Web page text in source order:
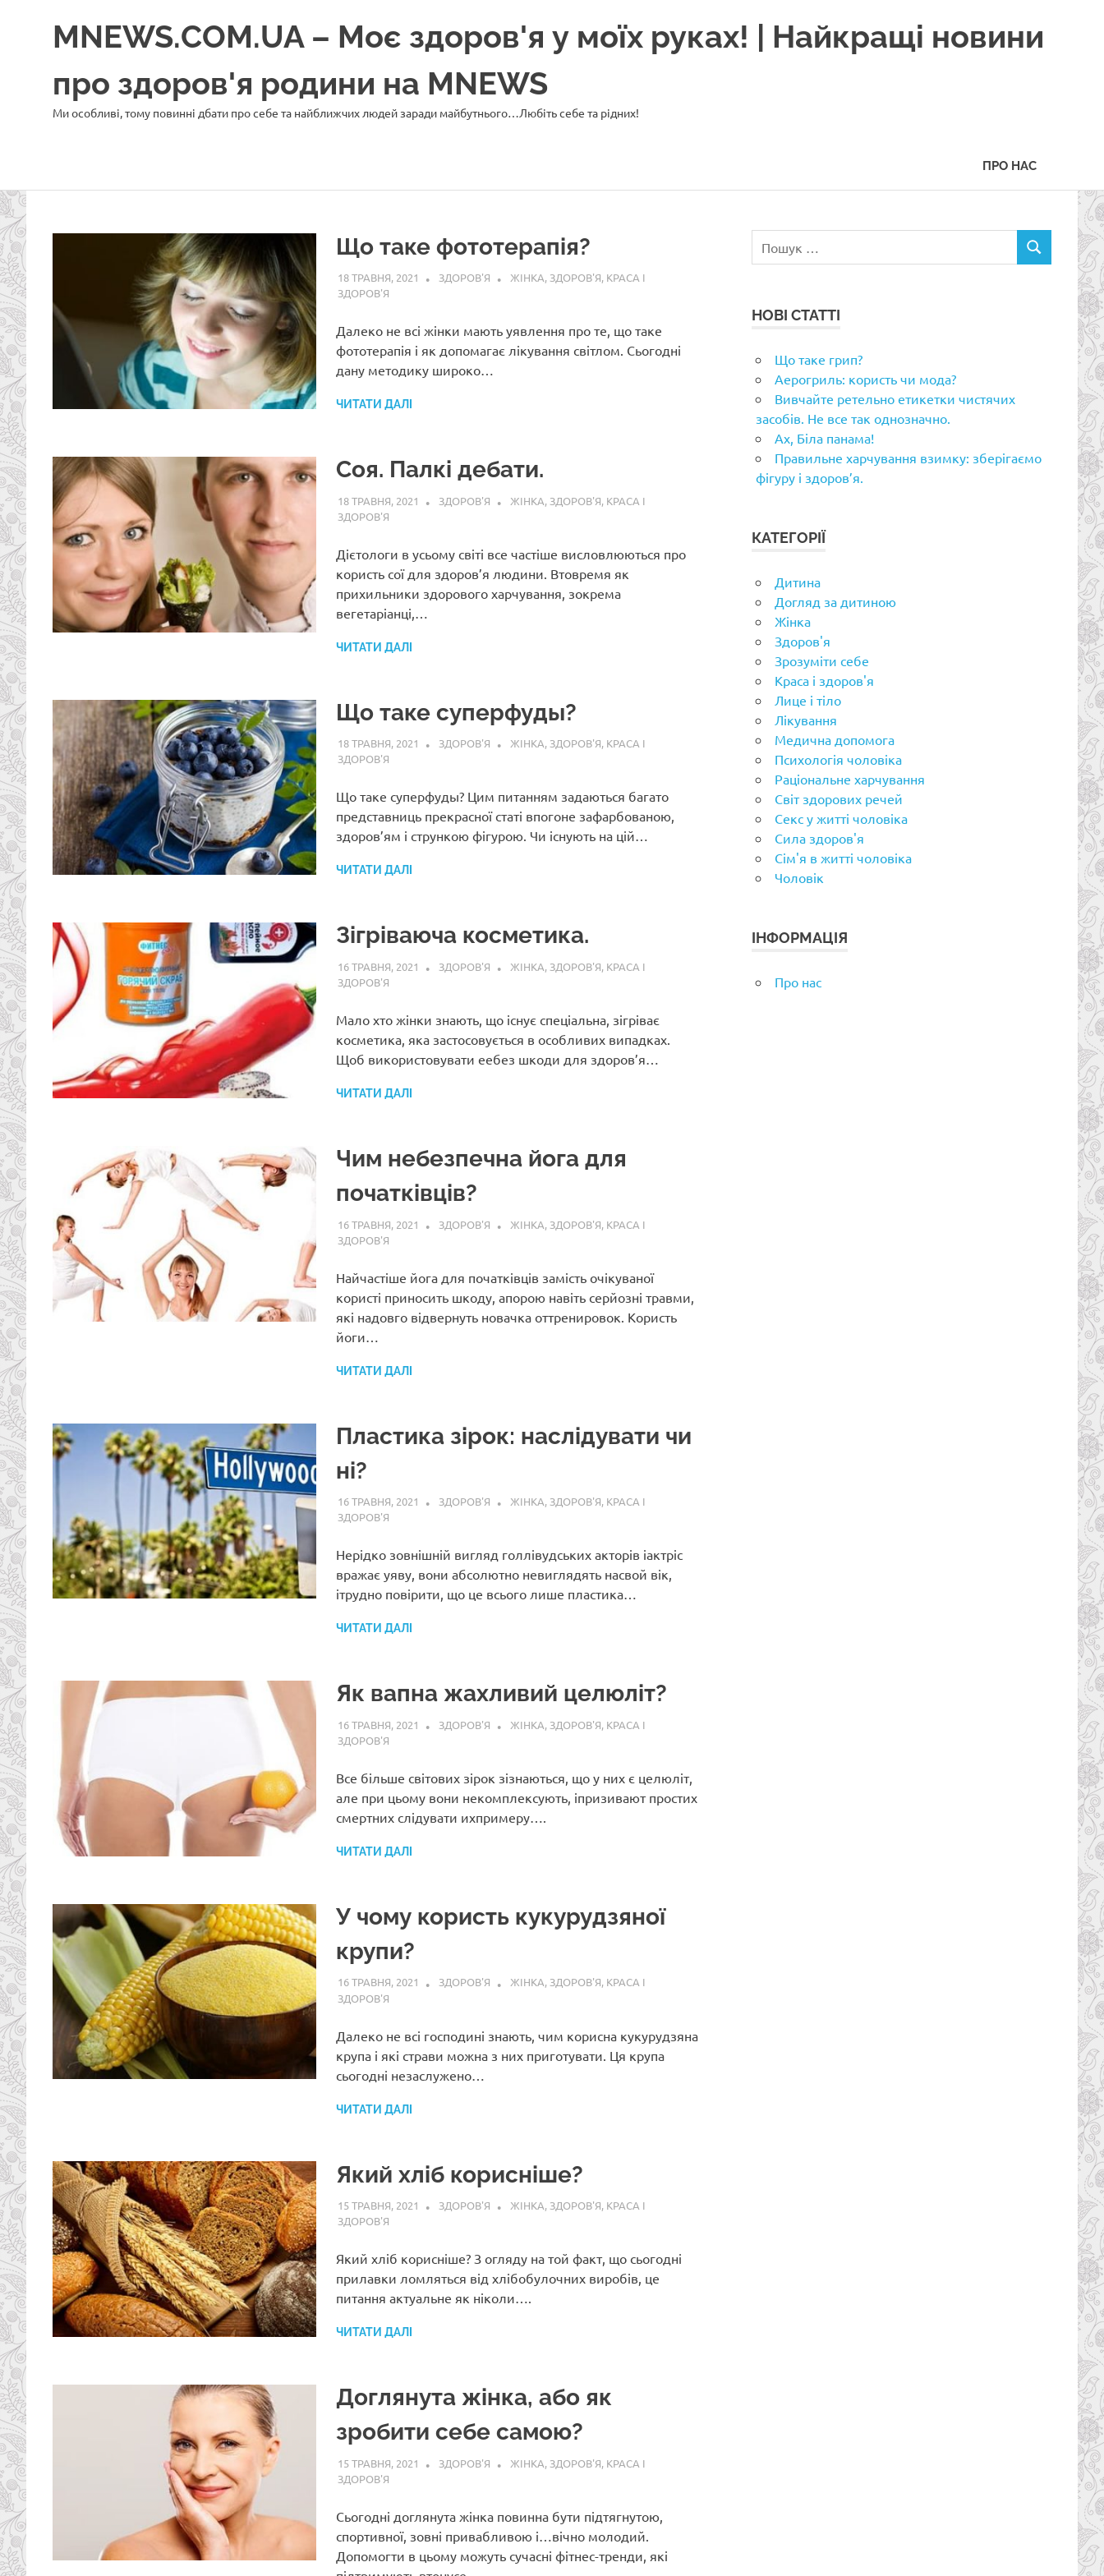
MNEWS.COM.UA – Моє здоров'я у моїх руках! | Найкращі новини
про здоров'я родини на MNEWS
Ми особливі, тому повинні дбати про себе та найближчих людей заради майбутнього…Любіть себе та рідних!
ПРО НАС
Що таке фототерапія?
18 ТРАВНЯ, 2021 ЗДОРОВ'Я ЖІНКА, ЗДОРОВ'Я, КРАСА І
ЗДОРОВ'Я
Далеко не всі жінки мають уявлення про те, що таке
фототерапія і як допомагає лікування світлом. Сьогодні
дану методику широко…
ЧИТАТИ ДАЛІ
Соя. Палкі дебати.
18 ТРАВНЯ, 2021 ЗДОРОВ'Я ЖІНКА, ЗДОРОВ'Я, КРАСА І
ЗДОРОВ'Я
Дієтологи в усьому світі все частіше висловлюються про
користь сої для здоров’я людини. Втовремя як
прихильники здорового харчування, зокрема
вегетаріанці,…
ЧИТАТИ ДАЛІ
Що таке суперфуды?
18 ТРАВНЯ, 2021 ЗДОРОВ'Я ЖІНКА, ЗДОРОВ'Я, КРАСА І
ЗДОРОВ'Я
Що таке суперфуды? Цим питанням задаються багато
представниць прекрасної статі впогоне зафарбованою,
здоров’ям і стрункою фігурою. Чи існують на цій…
ЧИТАТИ ДАЛІ
Зігріваюча косметика.
16 ТРАВНЯ, 2021 ЗДОРОВ'Я ЖІНКА, ЗДОРОВ'Я, КРАСА І
ЗДОРОВ'Я
Мало хто жінки знають, що існує спеціальна, зігріває
косметика, яка застосовується в особливих випадках.
Щоб використовувати еебез шкоди для здоров’я…
ЧИТАТИ ДАЛІ
Чим небезпечна йога для
початківців?
16 ТРАВНЯ, 2021 ЗДОРОВ'Я ЖІНКА, ЗДОРОВ'Я, КРАСА І
ЗДОРОВ'Я
Найчастіше йога для початківців замість очікуваної
користі приносить шкоду, апорою навіть серйозні травми,
які надовго відвернуть новачка оттренировок. Користь
йоги…
ЧИТАТИ ДАЛІ
Пластика зірок: наслідувати чи
ні?
16 ТРАВНЯ, 2021 ЗДОРОВ'Я ЖІНКА, ЗДОРОВ'Я, КРАСА І
ЗДОРОВ'Я
Нерідко зовнішній вигляд голлівудських акторів іактріс
вражає уяву, вони абсолютно невиглядять насвой вік,
ітрудно повірити, що це всього лише пластика…
ЧИТАТИ ДАЛІ
Як вапна жахливий целюліт?
16 ТРАВНЯ, 2021 ЗДОРОВ'Я ЖІНКА, ЗДОРОВ'Я, КРАСА І
ЗДОРОВ'Я
Все більше світових зірок зізнаються, що у них є целюліт,
але при цьому вони некомплексують, іпризивают простих
смертних слідувати ихпримеру….
ЧИТАТИ ДАЛІ
У чому користь кукурудзяної
крупи?
16 ТРАВНЯ, 2021 ЗДОРОВ'Я ЖІНКА,ЗДОРОВ'Я, КРАСА І
ЗДОРОВ'Я
Далеко не всі господині знають, чим корисна кукурудзяна
крупа і які страви можна з них приготувати. Ця крупа
сьогодні незаслужено…
ЧИТАТИ ДАЛІ
Який хліб корисніше?
15 ТРАВНЯ, 2021 ЗДОРОВ'Я ЖІНКА, ЗДОРОВ'Я, КРАСА І
ЗДОРОВ'Я
Який хліб корисніше? З огляду на той факт, що сьогодні
прилавки ломляться від хлібобулочних виробів, це
питання актуальне як ніколи….
ЧИТАТИ ДАЛІ
Доглянута жінка, або як
зробити себе самою?
15 ТРАВНЯ, 2021 ЗДОРОВ'Я ЖІНКА, ЗДОРОВ'Я, КРАСА І
ЗДОРОВ'Я
Сьогодні доглянута жінка повинна бути підтягнутою,
спортивної, зовні привабливою і…вічно молодий.
Допомогти в цьому можуть сучасні фітнес-тренди, які
ПОШУК
НОВІ СТАТТІ
Що таке грип?
Аерогриль: користь чи мода?
Вивчайте ретельно етикетки чистячих
засобів. Не все так однозначно.
Ах, Біла панама!
Правильне харчування взимку: зберігаємо
фігуру і здоров’я.
КАТЕГОРІЇ
Дитина
Догляд за дитиною
Жінка
Здоров'я
Зрозуміти себе
Краса і здоров'я
Лице і тіло
Лікування
Медична допомога
Психологія чоловіка
Раціональне харчування
Світ здорових речей
Секс у житті чоловіка
Сила здоров'я
Сім'я в житті чоловіка
Чоловік
ІНФОРМАЦІЯ
Про нас